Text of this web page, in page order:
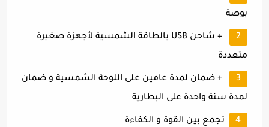
بوصة
+ شاحن USB بالطاقة الشمسية لأجهزة صغيرة
متعددة
+ ضمان لمدة عامين على اللوحة الشمسية و ضمان
لمدة سنة واحدة على البطارية
تجمع بين القوة و الكفاءة